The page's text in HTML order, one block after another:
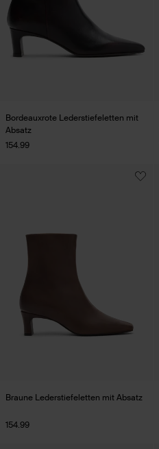
Bordeauxrote Lederstiefeletten mit
Absatz
154.99
Braune Lederstiefeletten mit Absatz
154.99